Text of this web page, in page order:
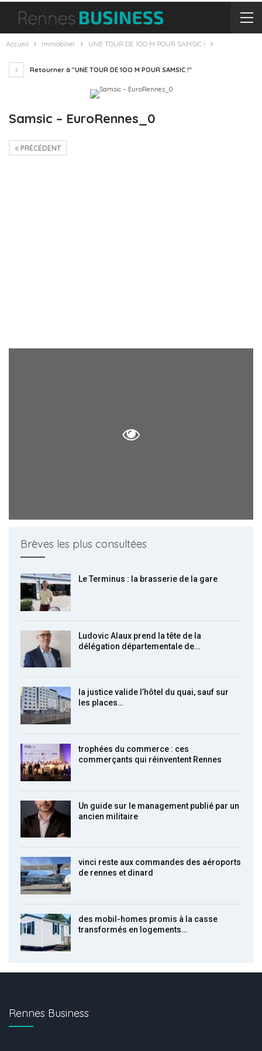
Accueil Immobilier UNE TOUR DE 1OO M POUR SAMSIC !
Retourner à "UNE TOUR DE 1OO M POUR SAMSIC !"
Samsic – EuroRennes_0
PRÉCÉDENT
Brèves les plus consultées
Le Terminus : la brasserie de la gare
Ludovic Alaux prend la tête de la
délégation départementale de…
la justice valide l’hôtel du quai, sauf sur
les places…
trophées du commerce : ces
commerçants qui réinventent Rennes
Un guide sur le management publié par un
ancien militaire
vinci reste aux commandes des aéroports
de rennes et dinard
des mobil-homes promis à la casse
transformés en logements…
Rennes Business